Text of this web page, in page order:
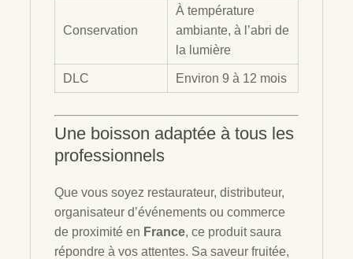
Conservation
À température
ambiante, à l’abri de
la lumière
DLC Environ 9 à 12 mois
Une boisson adaptée à tous les
professionnels
Que vous soyez restaurateur, distributeur,
organisateur d’événements ou commerce
de proximité en France, ce produit saura
répondre à vos attentes. Sa saveur fruitée,